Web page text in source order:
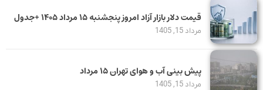
قیمت دلار بازار آزاد امروز پنجشنبه ۱۵ مرداد ۱۴۰۵ +جدول
مرداد 15, 1405
پیش بینی آب و هوای تهران ۱۵ مرداد
مرداد 15, 1405